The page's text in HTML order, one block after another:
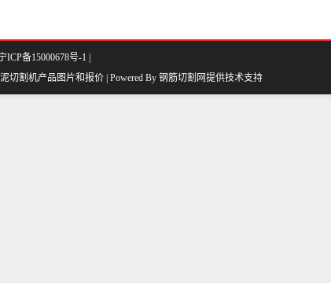
ICP备15000678号-1 |
切割机产品图片和报价 | Powered By 钢筋切割网提供技术支持